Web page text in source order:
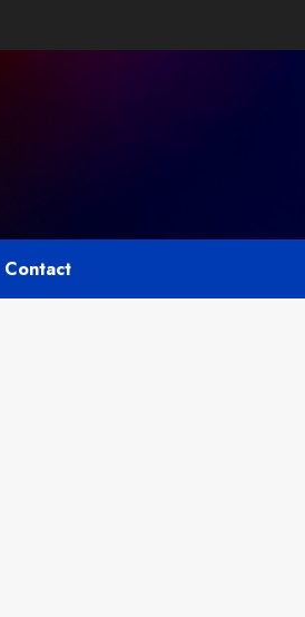
Contact